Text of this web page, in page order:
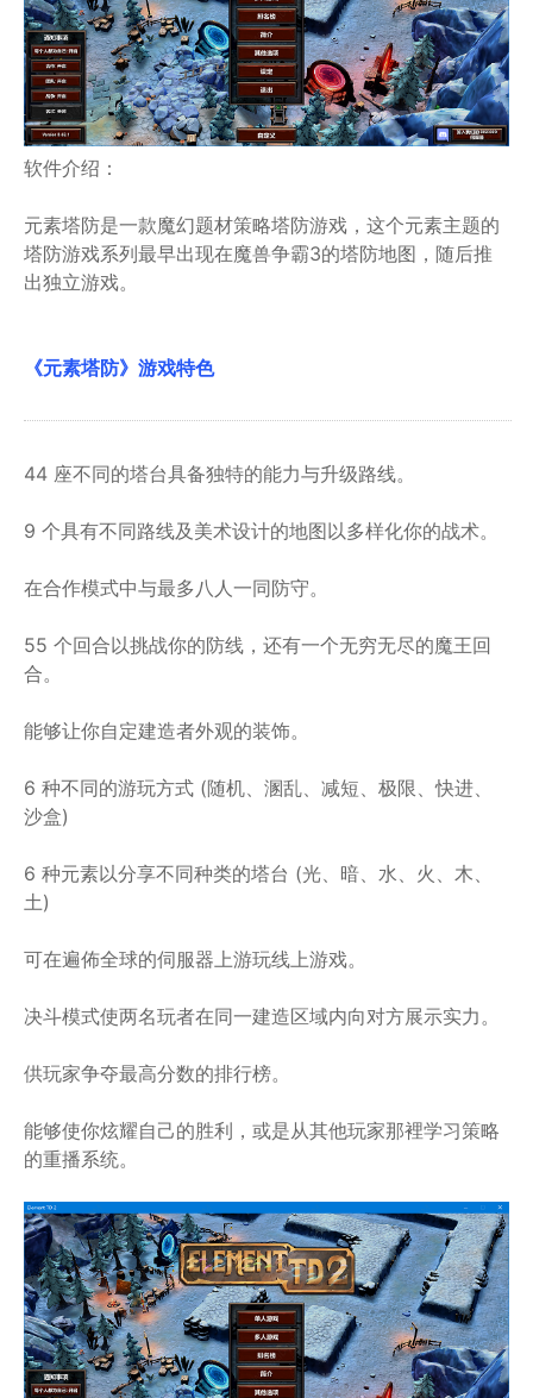
软件介绍：
元素塔防是一款魔幻题材策略塔防游戏，这个元素主题的
塔防游戏系列最早出现在魔兽争霸3的塔防地图，随后推
出独立游戏。
《元素塔防》游戏特色
44 座不同的塔台具备独特的能力与升级路线。
9 个具有不同路线及美术设计的地图以多样化你的战术。
在合作模式中与最多八人一同防守。
55 个回合以挑战你的防线，还有一个无穷无尽的魔王回
合。
能够让你自定建造者外观的装饰。
6 种不同的游玩方式 (随机、溷乱、减短、极限、快进、
沙盒)
6 种元素以分享不同种类的塔台 (光、暗、水、火、木、
土)
可在遍佈全球的伺服器上游玩线上游戏。
决斗模式使两名玩者在同一建造区域内向对方展示实力。
供玩家争夺最高分数的排行榜。
能够使你炫耀自己的胜利，或是从其他玩家那裡学习策略
的重播系统。